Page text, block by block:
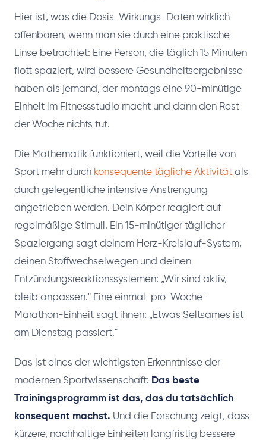
Hier ist, was die Dosis-Wirkungs-Daten wirklich
offenbaren, wenn man sie durch eine praktische
Linse betrachtet: Eine Person, die täglich 15 Minuten
flott spaziert, wird bessere Gesundheitsergebnisse
haben als jemand, der montags eine 90-minütige
Einheit im Fitnessstudio macht und dann den Rest
der Woche nichts tut.
Die Mathematik funktioniert, weil die Vorteile von
Sport mehr durch konsequente tägliche Aktivität als
durch gelegentliche intensive Anstrengung
angetrieben werden. Dein Körper reagiert auf
regelmäßige Stimuli. Ein 15-minütiger täglicher
Spaziergang sagt deinem Herz-Kreislauf-System,
deinen Stoffwechselwegen und deinen
Entzündungsreaktionssystemen: „Wir sind aktiv,
bleib anpassen." Eine einmal-pro-Woche-
Marathon-Einheit sagt ihnen: „Etwas Seltsames ist
am Dienstag passiert."
Das ist eines der wichtigsten Erkenntnisse der
modernen Sportwissenschaft: Das beste
Trainingsprogramm ist das, das du tatsächlich
konsequent machst. Und die Forschung zeigt, dass
kürzere, nachhaltige Einheiten langfristig bessere